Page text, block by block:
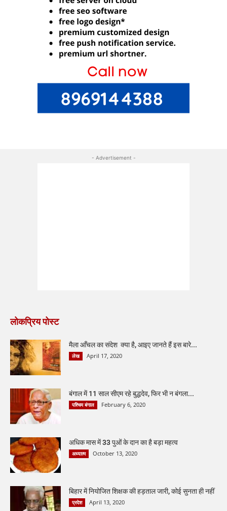
- Advertisement -
लोकप्रिय पोस्ट
मैला आँचल का संदेश क्या है, आइए जानते हैं इस बारे...
लेख April 17, 2020
बंगाल में 11 साल सीएम रहे बुद्धदेव, फिर भी न बंगला...
पश्चिम बंगाल February 6, 2020
अधिक मास में 33 पुओं के दान का है बड़ा महत्व
अध्यात्म October 13, 2020
बिहार में नियोजित शिक्षक की हड़ताल जारी, कोई सुनता ही नहीं
प्रदेश April 13, 2020